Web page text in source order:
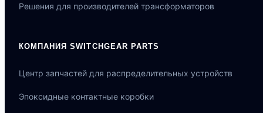
Решения для производителей трансформаторов
КОМПАНИЯ SWITCHGEAR PARTS
Центр запчастей для распределительных устройств
Эпоксидные контактные коробки